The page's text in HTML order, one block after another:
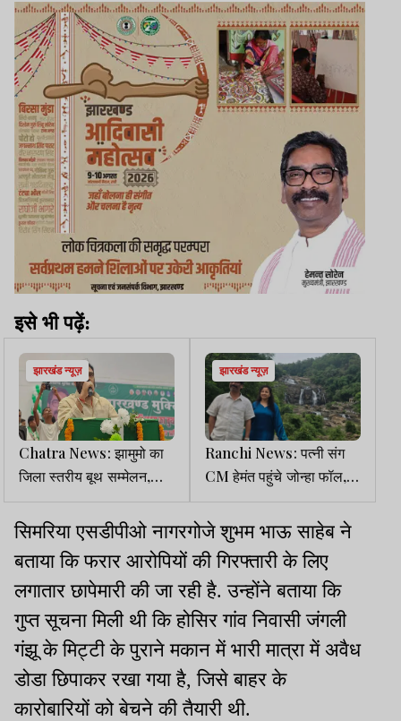
इसे भी पढ़ें:
झारखंड न्यूज़
Chatra News: झामुमो का
जिला स्तरीय बूथ सम्मेलन,
विनोद पांडेय ने कहा-
महागठबंधन में कोई मतभेद नहीं
झारखंड न्यूज़
Ranchi News: पत्नी संग
CM हेमंत पहुंचे जोन्हा फॉल,
प्राकृतिक वादियों का लिया
आनंद
सिमरिया एसडीपीओ नागरगोजे शुभम भाऊ साहेब ने
बताया कि फरार आरोपियों की गिरफ्तारी के लिए
लगातार छापेमारी की जा रही है. उन्होंने बताया कि
गुप्त सूचना मिली थी कि होसिर गांव निवासी जंगली
गंझू के मिट्टी के पुराने मकान में भारी मात्रा में अवैध
डोडा छिपाकर रखा गया है, जिसे बाहर के
कारोबारियों को बेचने की तैयारी थी.